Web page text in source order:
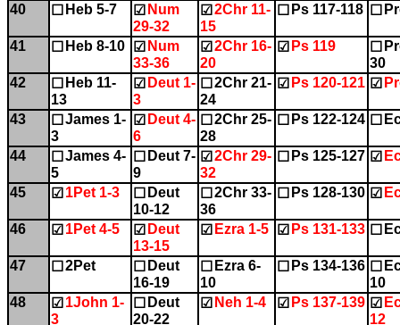
40
☐ Heb 5-7 ☑ Num
29-32
☑ 2Chr 11-
15
☐ Ps 117-118 ☐
41 ☐ Heb 8-10 ☑ Num
33-36
☑ 2Chr 16-
20
☑ Ps 119 ☐
30
42
☐ Heb 11-
13
☑ Deut 1-
3
☐ 2Chr 21-
24
☑ Ps 120-121 ☑
43 ☐ James 1-
3
☑ Deut 4-
6
☐ 2Chr 25-
28
☐ Ps 122-124 ☐
44 ☐ James 4-
5
☐ Deut 7-
9
☑ 2Chr 29-
32
☐ Ps 125-127 ☑
45 ☑ 1Pet 1-3 ☐ Deut
10-12
☐ 2Chr 33-
36
☐ Ps 128-130 ☑
46 ☑ 1Pet 4-5 ☑ Deut
13-15
☑ Ezra 1-5 ☑ Ps 131-133 ☐
47 ☐ 2Pet ☐ Deut
16-19
☐ Ezra 6-
10
☐ Ps 134-136 ☐
10
48
☑ 1John 1-
3
☐ Deut
20-22
☑ Neh 1-4 ☑ Ps 137-139 ☑
12